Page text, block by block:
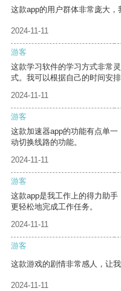
这款app的用户群体非常庞大，
2024-11-11
游客
这款学习软件的学习方式非常
式。我可以根据自己的时间安排
2024-11-11
游客
这款加速器app的功能有点单
动切换线路的功能。
2024-11-11
游客
这款app是我工作上的得力助
更轻松地完成工作任务。
2024-11-11
游客
这款游戏的剧情非常感人，让我
2024-11-11